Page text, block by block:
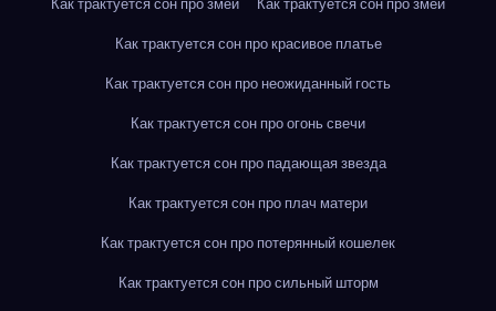
Как трактуется сон про красивое платье
Как трактуется сон про неожиданный гость
Как трактуется сон про огонь свечи
Как трактуется сон про падающая звезда
Как трактуется сон про плач матери
Как трактуется сон про потерянный кошелек
Как трактуется сон про сильный шторм